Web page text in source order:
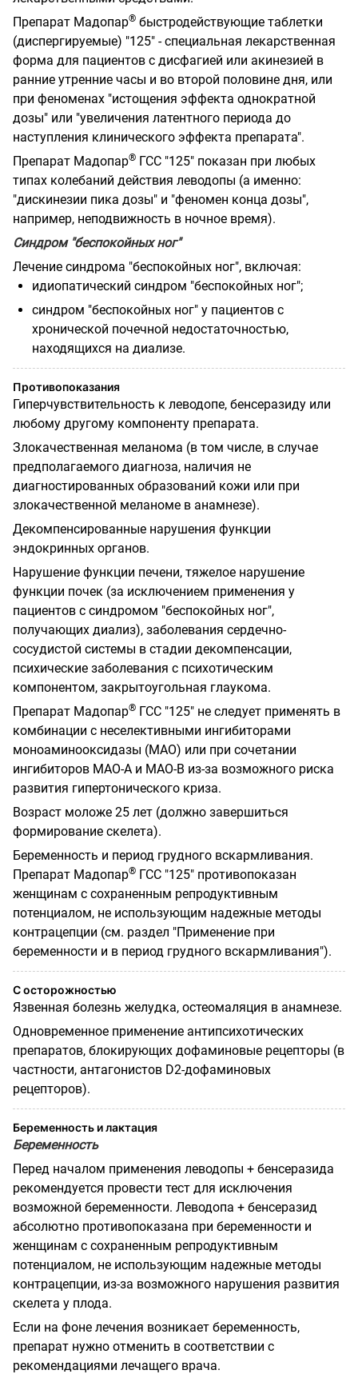
Препарат Мадопар® быстродействующие таблетки
(диспергируемые) "125" - специальная лекарственная
форма для пациентов с дисфагией или акинезией в
ранние утренние часы и во второй половине дня, или
при феноменах "истощения эффекта однократной
дозы" или "увеличения латентного периода до
наступления клинического эффекта препарата".
Препарат Мадопар® ГСС "125" показан при любых
типах колебаний действия леводопы (а именно:
"дискинезии пика дозы" и "феномен конца дозы",
например, неподвижность в ночное время).
Синдром "беспокойных ног"
Лечение синдрома "беспокойных ног", включая:
идиопатический синдром "беспокойных ног";
синдром "беспокойных ног" у пациентов с
хронической почечной недостаточностью,
находящихся на диализе.
Противопоказания
Гиперчувствительность к леводопе, бенсеразиду или
любому другому компоненту препарата.
Злокачественная меланома (в том числе, в случае
предполагаемого диагноза, наличия не
диагностированных образований кожи или при
злокачественной меланоме в анамнезе).
Декомпенсированные нарушения функции
эндокринных органов.
Нарушение функции печени, тяжелое нарушение
функции почек (за исключением применения у
пациентов с синдромом "беспокойных ног",
получающих диализ), заболевания сердечно-
сосудистой системы в стадии декомпенсации,
психические заболевания с психотическим
компонентом, закрытоугольная глаукома.
Препарат Мадопар® ГСС "125" не следует применять в
комбинации с неселективными ингибиторами
моноаминооксидазы (МАО) или при сочетании
ингибиторов МАО-А и МАО-В из-за возможного риска
развития гипертонического криза.
Возраст моложе 25 лет (должно завершиться
формирование скелета).
Беременность и период грудного вскармливания.
Препарат Мадопар® ГСС "125" противопоказан
женщинам с сохраненным репродуктивным
потенциалом, не использующим надежные методы
контрацепции (см. раздел "Применение при
беременности и в период грудного вскармливания").
С осторожностью
Язвенная болезнь желудка, остеомаляция в анамнезе.
Одновременное применение антипсихотических
препаратов, блокирующих дофаминовые рецепторы (в
частности, антагонистов D2-дофаминовых
рецепторов).
Беременность и лактация
Беременность
Перед началом применения леводопы + бенсеразида
рекомендуется провести тест для исключения
возможной беременности. Леводопа + бенсеразид
абсолютно противопоказана при беременности и
женщинам с сохраненным репродуктивным
потенциалом, не использующим надежные методы
контрацепции, из-за возможного нарушения развития
скелета у плода.
Если на фоне лечения возникает беременность,
препарат нужно отменить в соответствии с
рекомендациями лечащего врача.